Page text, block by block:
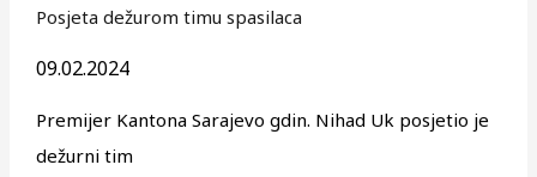
Posjeta dežurom timu spasilaca
09.02.2024
Premijer Kantona Sarajevo gdin. Nihad Uk posjetio je
dežurni tim